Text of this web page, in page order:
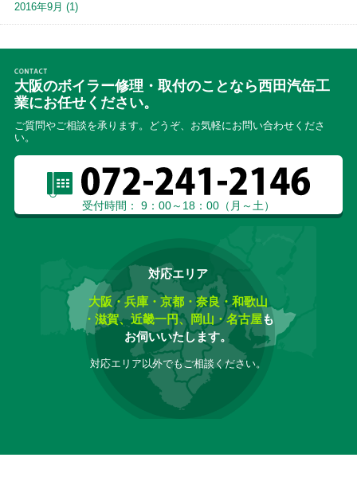
2016年9月 (1)
大阪のボイラー修理・取付のことなら西田汽缶工
業にお任せください。
ご質問やご相談を承ります。どうぞ、お気軽にお問い合わせくださ
い。
受付時間： 9：00～18：00（月～土）
対応エリア
大阪・兵庫・京都・奈良・和歌山
・滋賀、近畿一円、岡山・名古屋も
お伺いいたします。
対応エリア以外でもご相談ください。